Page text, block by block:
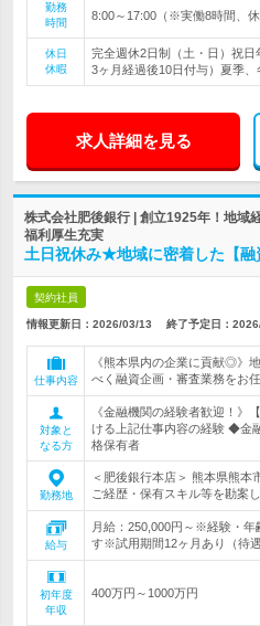
勤務
時間
8:00～17:00（※実働8時間、
休日
休暇
完全週休2日制（土・日）祝
3ヶ月経過後10日付与）夏季、
求人詳細を見る
株式会社肥後銀行 | 創立1925年！地
福利厚生充実
土日祝休み★地域に密着した【融
契約社員
情報更新日：2026/03/13 終了予定日：
仕事内容
《熊本県内の企業に貢献◎》
べく融資企画・審査業務をお
対象と
なる方
《金融機関の経験者歓迎！
ける上記仕事内容の経験 ◆金
格保有者
勤務地
＜肥後銀行本店＞ 熊本県熊
ご経歴・保有スキル等を勘案
給与
月給：250,000円～※経験・年
す※試用期間12ヶ月あり（待
初年度
年収
400万円～1000万円